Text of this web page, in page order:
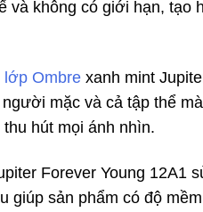
và không có giới hạn, tạo
lớp Ombre xanh mint
mặc và cả tập thể
hút mọi ánh nhìn.
Forever Young 12A1
giúp sản phẩm có độ